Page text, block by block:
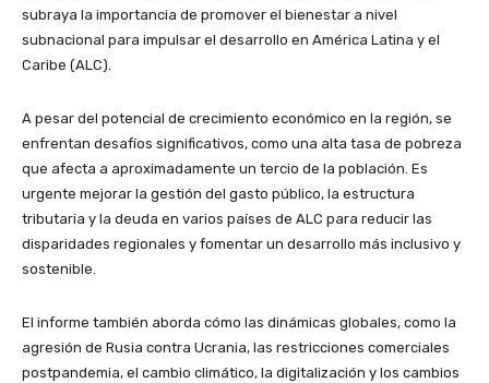
subraya la importancia de promover el bienestar a nivel
subnacional para impulsar el desarrollo en América Latina y el
Caribe (ALC).
A pesar del potencial de crecimiento económico en la región, se
enfrentan desafíos significativos, como una alta tasa de pobreza
que afecta a aproximadamente un tercio de la población. Es
urgente mejorar la gestión del gasto público, la estructura
tributaria y la deuda en varios países de ALC para reducir las
disparidades regionales y fomentar un desarrollo más inclusivo y
sostenible.
El informe también aborda cómo las dinámicas globales, como la
agresión de Rusia contra Ucrania, las restricciones comerciales
postpandemia, el cambio climático, la digitalización y los cambios